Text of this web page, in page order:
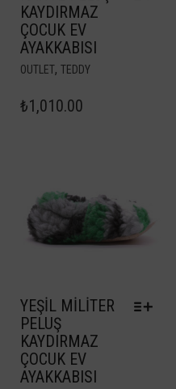
KAYDIRMAZ
ÇOCUK EV
AYAKKABISI
OUTLET, TEDDY
₺1,010.00
YEŞIL MILITER
PELUŞ
KAYDIRMAZ
ÇOCUK EV
AYAKKABISI